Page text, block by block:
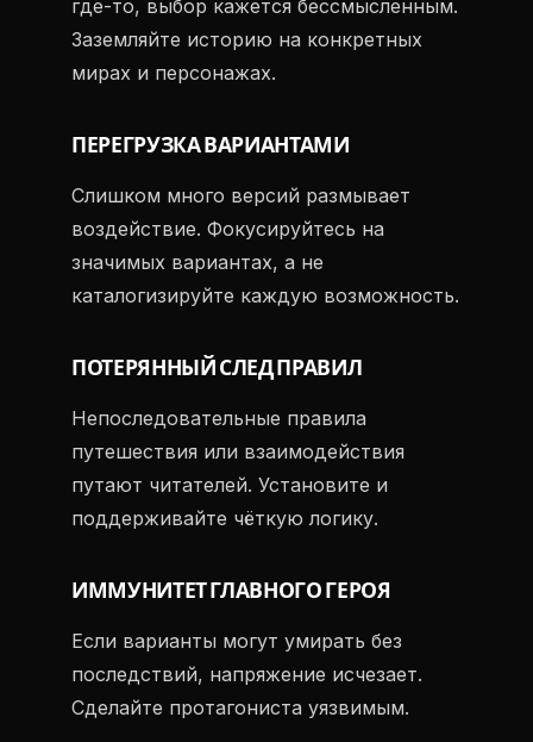
где-то, выбор кажется бессмысленным.
Заземляйте историю на конкретных
мирах и персонажах.
ПЕРЕГРУЗКА ВАРИАНТАМИ
Слишком много версий размывает
воздействие. Фокусируйтесь на
значимых вариантах, а не
каталогизируйте каждую возможность.
ПОТЕРЯННЫЙ СЛЕД ПРАВИЛ
Непоследовательные правила
путешествия или взаимодействия
путают читателей. Установите и
поддерживайте чёткую логику.
ИММУНИТЕТ ГЛАВНОГО ГЕРОЯ
Если варианты могут умирать без
последствий, напряжение исчезает.
Сделайте протагониста уязвимым.